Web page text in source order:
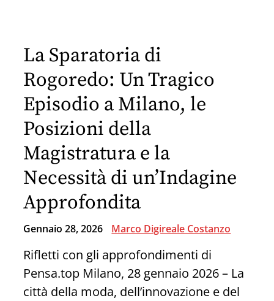
La Sparatoria di
Rogoredo: Un Tragico
Episodio a Milano, le
Posizioni della
Magistratura e la
Necessità di un’Indagine
Approfondita
Gennaio 28, 2026 Marco Digireale Costanzo
Rifletti con gli approfondimenti di
Pensa.top Milano, 28 gennaio 2026 – La
città della moda, dell’innovazione e del